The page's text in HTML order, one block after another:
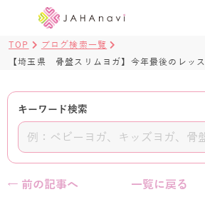
レッスンを探す
BLOG
ヨガ資格講座
TOP
ブログ検索一覧
【埼玉県 骨盤スリムヨガ】今年最後のレッ
キーワード検索
← 前の記事へ 一覧に戻る